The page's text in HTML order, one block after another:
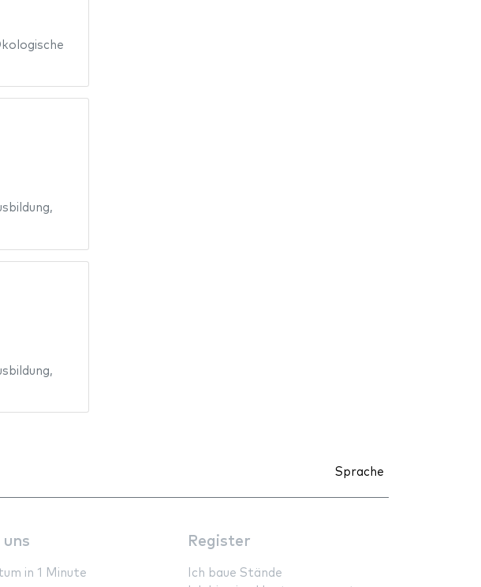
,
,
Sprache
uns
in 1 Minute
Register
Ich baue Stände